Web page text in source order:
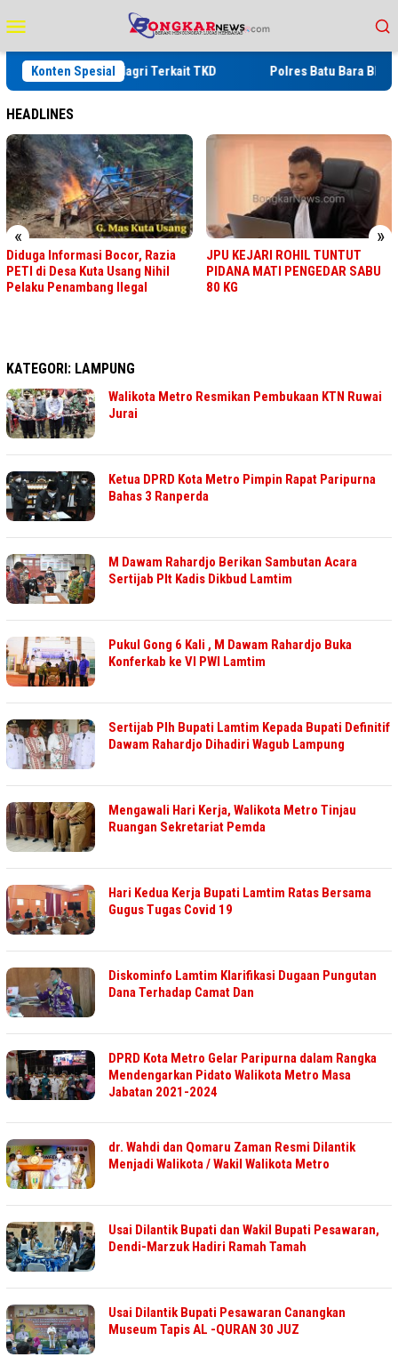
ke
kontenMobile
Konten Spesial
Arahan Mendagri Terkait TKD Polres Batu Bara Blender 2
HEADLINES
« »
Diduga Informasi Bocor, Razia
PETI di Desa Kuta Usang Nihil
Pelaku Penambang Ilegal
JPU KEJARI ROHIL TUNTUT
PIDANA MATI PENGEDAR SABU
80 KG
KATEGORI: LAMPUNG
Walikota Metro Resmikan Pembukaan KTN Ruwai
Jurai
Ketua DPRD Kota Metro Pimpin Rapat Paripurna
Bahas 3 Ranperda
M Dawam Rahardjo Berikan Sambutan Acara
Sertijab Plt Kadis Dikbud Lamtim
Pukul Gong 6 Kali , M Dawam Rahardjo Buka
Konferkab ke Vl PWI Lamtim
Sertijab Plh Bupati Lamtim Kepada Bupati Definitif
Dawam Rahardjo Dihadiri Wagub Lampung
Mengawali Hari Kerja, Walikota Metro Tinjau
Ruangan Sekretariat Pemda
Hari Kedua Kerja Bupati Lamtim Ratas Bersama
Gugus Tugas Covid 19
Diskominfo Lamtim Klarifikasi Dugaan Pungutan
Dana Terhadap Camat Dan
DPRD Kota Metro Gelar Paripurna dalam Rangka
Mendengarkan Pidato Walikota Metro Masa
Jabatan 2021-2024
dr. Wahdi dan Qomaru Zaman Resmi Dilantik
Menjadi Walikota / Wakil Walikota Metro
Usai Dilantik Bupati dan Wakil Bupati Pesawaran,
Dendi-Marzuk Hadiri Ramah Tamah
Usai Dilantik Bupati Pesawaran Canangkan
Museum Tapis AL -QURAN 30 JUZ